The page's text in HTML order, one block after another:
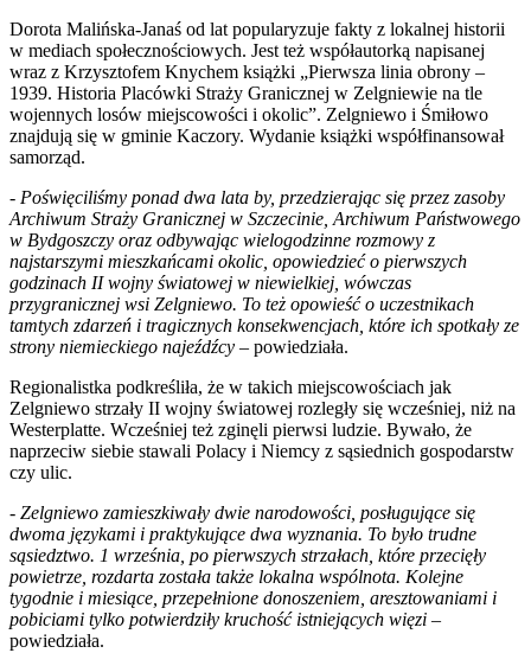
Dorota Malińska-Janaś od lat popularyzuje fakty z lokalnej historii
w mediach społecznościowych. Jest też współautorką napisanej
wraz z Krzysztofem Knychem książki „Pierwsza linia obrony –
1939. Historia Placówki Straży Granicznej w Zelgniewie na tle
wojennych losów miejscowości i okolic”. Zelgniewo i Śmiłowo
znajdują się w gminie Kaczory. Wydanie książki współfinansował
samorząd.
- Poświęciliśmy ponad dwa lata by, przedzierając się przez zasoby
Archiwum Straży Granicznej w Szczecinie, Archiwum Państwowego
w Bydgoszczy oraz odbywając wielogodzinne rozmowy z
najstarszymi mieszkańcami okolic, opowiedzieć o pierwszych
godzinach II wojny światowej w niewielkiej, wówczas
przygranicznej wsi Zelgniewo. To też opowieść o uczestnikach
tamtych zdarzeń i tragicznych konsekwencjach, które ich spotkały ze
strony niemieckiego najeźdźcy – powiedziała.
Regionalistka podkreśliła, że w takich miejscowościach jak
Zelgniewo strzały II wojny światowej rozległy się wcześniej, niż na
Westerplatte. Wcześniej też zginęli pierwsi ludzie. Bywało, że
naprzeciw siebie stawali Polacy i Niemcy z sąsiednich gospodarstw
czy ulic.
- Zelgniewo zamieszkiwały dwie narodowości, posługujące się
dwoma językami i praktykujące dwa wyznania. To było trudne
sąsiedztwo. 1 września, po pierwszych strzałach, które przecięły
powietrze, rozdarta została także lokalna wspólnota. Kolejne
tygodnie i miesiące, przepełnione donoszeniem, aresztowaniami i
pobiciami tylko potwierdziły kruchość istniejących więzi –
powiedziała.